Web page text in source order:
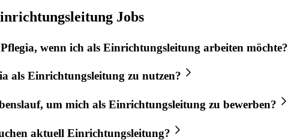
Jobs
Pflegia, wenn ich als Einrichtungsleitung arbeiten möchte?
als Einrichtungsleitung zu nutzen?
um mich als Einrichtungsleitung zu bewerben?
aktuell Einrichtungsleitung?